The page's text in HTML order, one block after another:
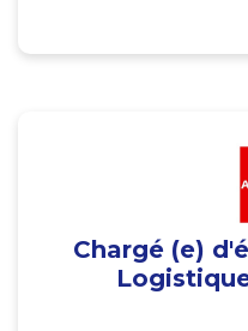
Chargé (e)